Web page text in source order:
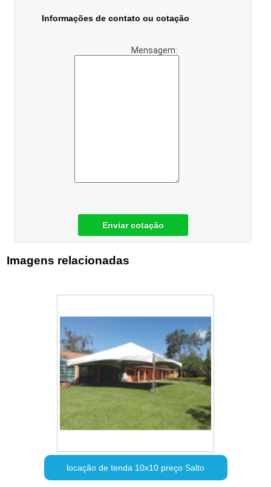
Informações de contato ou cotação
Mensagem:
Enviar cotação
Imagens relacionadas
locação de tenda 10x10 preço Salto